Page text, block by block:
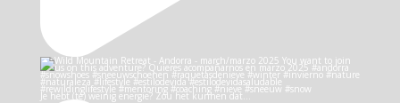
Je hebt (te) weinig energie? Zou het kunnen dat…